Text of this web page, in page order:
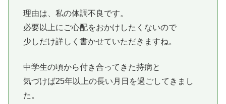
理由は、私の体調不良です。
必要以上にご心配をおかけしたくないので
少しだけ詳しく書かせていただきますね。
中学生の頃から付き合ってきた持病と
気づけば25年以上の長い月日を過ごしてきまし
た。